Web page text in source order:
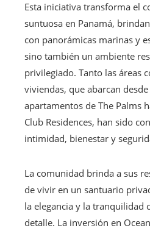
Esta iniciativa transforma el
suntuosa en Panamá,
con panorámicas marinas y
sino también un ambiente
privilegiado. Tanto las áreas
viviendas, que abarcan
apartamentos de The Palms
Club Residences, han sido
intimidad, bienestar y
La comunidad brinda a sus
de vivir en un santuario
la elegancia y la tranquilidad
detalle. La inversión en